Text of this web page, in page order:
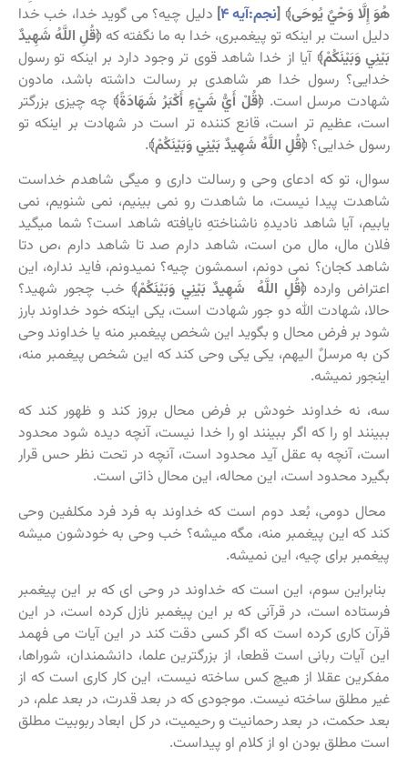
هُوَ إِلَّا وَحْيٌ يُوحَى﴾ [نجم:آیه ۴ ] دلیل چیه؟ می گوید خدا، خب خدا
دلیل است بر اینکه تو پیغمبری، خدا به ما نگفته که ﴿قُلِ اللَّهُ شَهِيدٌ
بَيْنِي وَبَيْنَكُمْ﴾ آیا از خدا شاهد قوی تر وجود دارد بر اینکه تو رسول
خدایی؟ رسول خدا هر شاهدی بر رسالت داشته باشد، مادون
شهادت مرسل است. ﴿قُلْ أَيُّ شَيْءٍ أَكْبَرُ شَهَادَةً﴾ چه چیزی بزرگتر
است، عظیم تر است، قانع کننده تر است در شهادت بر اینکه تو
رسول خدایی؟ ﴿قُلِ اللَّهُ شَهِيدٌ بَيْنِي وَبَيْنَكُمْ﴾.
سوال، تو که ادعای وحی و رسالت داری و میگی شاهدم خداست
شاهدت پیدا نیست، ما شاهدت رو نمی بینیم، نمی شنویم، نمی
یابیم، آیا شاهد نادیدهِ ناشناختهِ نایافته شاهد است؟ شما میگید
فلان مال، مال من است، شاهد دارم صد تا شاهد دارم ،ص دتا
شاهد کجان؟ نمی دونم، اسمشون چیه؟ نمیدونم، فاید نداره، این
اعتراض وارده ﴿قُلِ اللَّهُ شَهِيدٌ بَيْنِي وَبَيْنَكُمْ﴾ خب چجور شهید؟
حالا، شهادت الله دو جور شهادت است، یکی اینکه خود خداوند بارز
شود بر فرض محال و بگوید این شخص پیغمبر منه یا خداوند وحی
کن به مرسلٌ الیهم، یکی یکی وحی کند که این شخص پیغمبر منه،
اینجور نمیشه.
سه، نه خداوند خودش بر فرض محال بروز کند و ظهور کند که
ببینند او را که اگر ببینند او را خدا نیست، آنچه دیده شود محدود
است، آنچه به عقل آید محدود است، آنچه در تحت نظر حس قرار
بگیرد محدود است، این محاله، این محال ذاتی است.
محال دومی، بُعد دوم است که خداوند به فرد فرد مکلفین وحی
کند که این پیغمبر منه، مگه میشه؟ خب وحی به خودشون میشه
پیغمبر برای چیه، این نمیشه.
بنابراین سوم، این است که خداوند در وحی ای که بر این پیغمبر
فرستاده است، در قرآنی که بر این پیغمبر نازل کرده است، در این
قرآن کاری کرده است که اگر کسی دقت کند در این آیات می فهمد
این آیات ربانی است قطعا، از بزرگترین علما، دانشمندان، شوراها،
مفکرین عقلا از هیچ کس ساخته نیست، این کار کاری است که از
غیر مطلق ساخته نیست. موجودی که در بعد قدرت، در بعد علم، در
بعد حکمت، در بعد رحمانیت و رحیمیت، در کل ابعاد ربوبیت مطلق
است مطلق بودن او از کلام او پیداست.